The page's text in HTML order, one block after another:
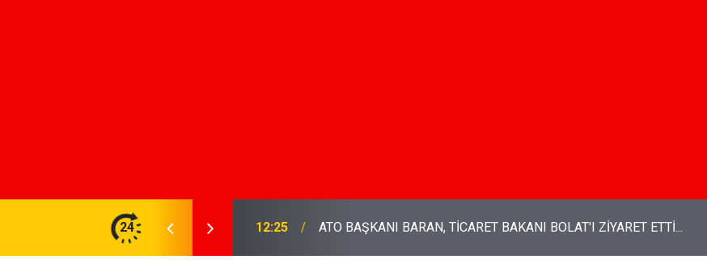
24
BOLAT'I ZİYARET ETTİ... 20:36
DEVA Partisi Genel Başkanı Ali Babacan: “Emekli maaşından, insanca yaşam
hakkından tasarruf olmaz"